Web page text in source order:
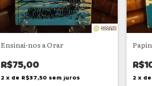
Ensinai-nos a Orar
R$75,00
2 x de R$37,50 sem juros 2 x de